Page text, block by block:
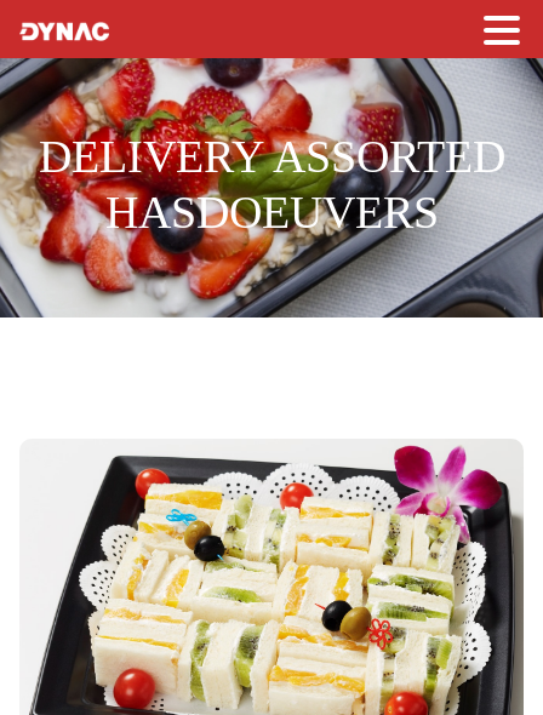
DELIVERY ASSORTED
HASDOEUVERS